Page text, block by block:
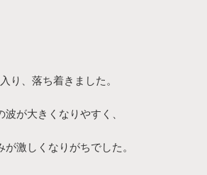
り、落ち着きました。
が大きくなりやすく、
激しくなりがちでした。